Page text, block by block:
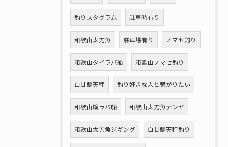
釣りスタグラム 駐車時有り
和歌山太刀魚 駐車場有り ノマセ釣り
和歌山タイラバ船 和歌山ノマセ釣り
白甘鯛天秤 釣り好きな人と繋がりたい
和歌山鯛ラバ船 和歌山太刀魚テンヤ
和歌山太刀魚ジギング 白甘鯛天秤釣り